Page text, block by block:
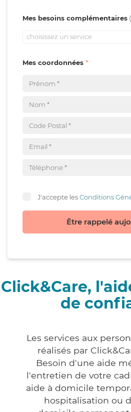
Mes besoins complémentaires
choisissez un service
Mes coordonnées
J'accepte lesConditions
Être rappelé
Click&Care,
de
Les services aux
réalisés par
Besoin d'une aide
l'entretien de votre
aide à domicile
hospitalisation ou